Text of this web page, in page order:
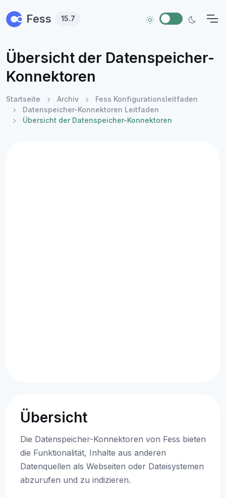
Fess 15.7
Übersicht der Datenspeicher-
Konnektoren
Startseite Archiv
Fess Konfigurationsleitfaden
Datenspeicher-Konnektoren Leitfaden
Übersicht der Datenspeicher-Konnektoren
Übersicht
Die Datenspeicher-Konnektoren von Fess bieten
die Funktionalität, Inhalte aus anderen
Datenquellen als Webseiten oder Dateisystemen
abzurufen und zu indizieren.